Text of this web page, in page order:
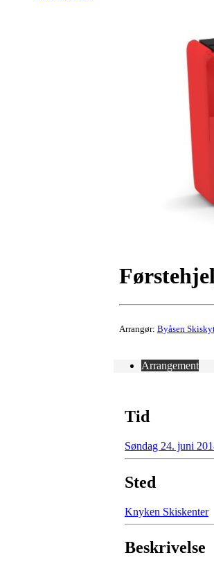
Arrangør: Byåsen
Arrangement
Tid
Søndag 24. juni
Sted
Knyken Skiskenter
Beskrivelse